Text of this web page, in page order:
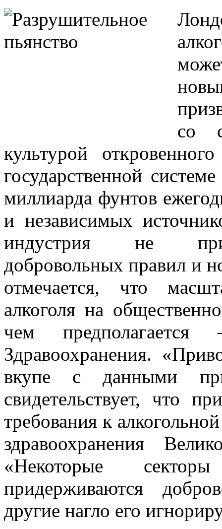
со
культурой
государственной
миллиарда фунтов
и независимых
индустрия не
добровольных правил и
отмечается, что
алкоголя на
чем предполагается
Здравоохранения.
вкупе с данными
свидетельствует, что
требования к
здравоохранения
«Некоторые
придерживаются
другие нагло его